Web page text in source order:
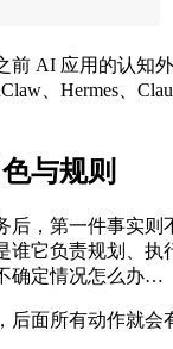
前 AI 应用的认知
、Hermes、
与规则
后，第一件事实则
谁它负责规划、执
确定情况怎么办…
后面所有动作就会